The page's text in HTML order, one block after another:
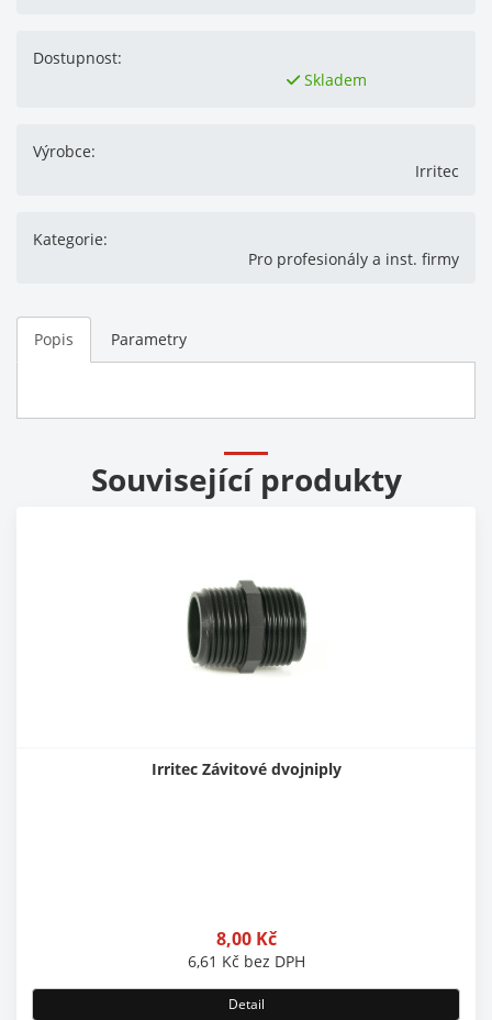
Dostupnost:
Skladem
Výrobce:
Irritec
Kategorie:
Pro profesionály a inst. firmy
Popis Parametry
Související produkty
Irritec Závitové dvojniply
8,00 Kč
6,61 Kč bez DPH
Detail